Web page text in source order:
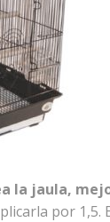
la jaula,
por 1,5.